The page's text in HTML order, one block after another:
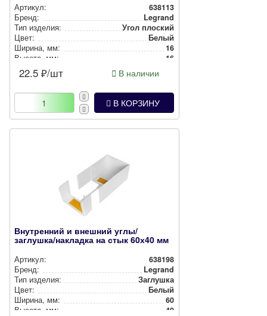
Артикул:
638113
Бренд:
Legrand
Тип изделия:
Угол плоский
Цвет:
Белый
Ширина, мм:
16
Высота, мм:
16
22.5 ₽/шт В наличии
В КОРЗИНУ
Внутренний и внешний углы/
заглушка/накладка на стык 60х40 мм
Артикул:
638198
Бренд:
Legrand
Тип изделия:
Заглушка
Цвет:
Белый
Ширина, мм:
60
Высота, мм:
40